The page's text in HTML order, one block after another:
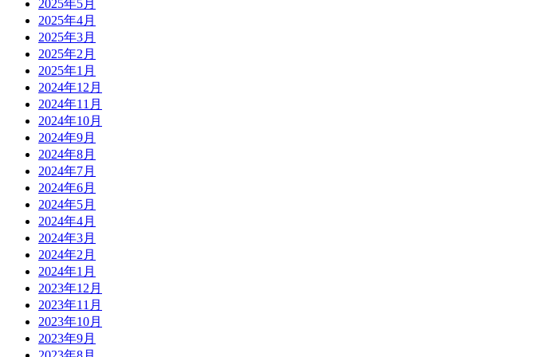
2025年5月
2025年4月
2025年3月
2025年2月
2025年1月
2024年12月
2024年11月
2024年10月
2024年9月
2024年8月
2024年7月
2024年6月
2024年5月
2024年4月
2024年3月
2024年2月
2024年1月
2023年12月
2023年11月
2023年10月
2023年9月